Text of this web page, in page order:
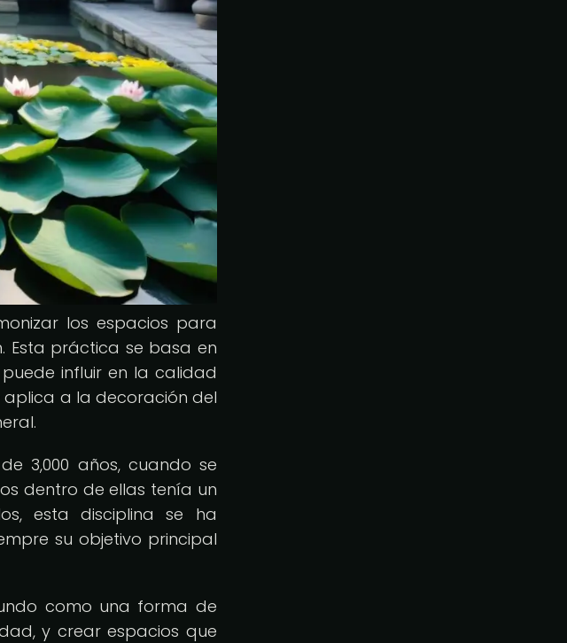
los espacios para
Esta práctica se basa en
influir en la calidad
aplica a la decoración del
3,000 años, cuando se
dentro de ellas tenía un
esta disciplina se ha
su objetivo principal
como una forma de
y crear espacios que